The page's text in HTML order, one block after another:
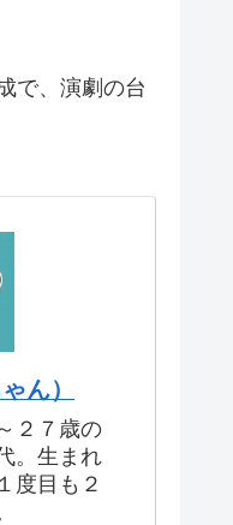
で、演劇の台
ん）
２７歳の
。生まれ
度目も２